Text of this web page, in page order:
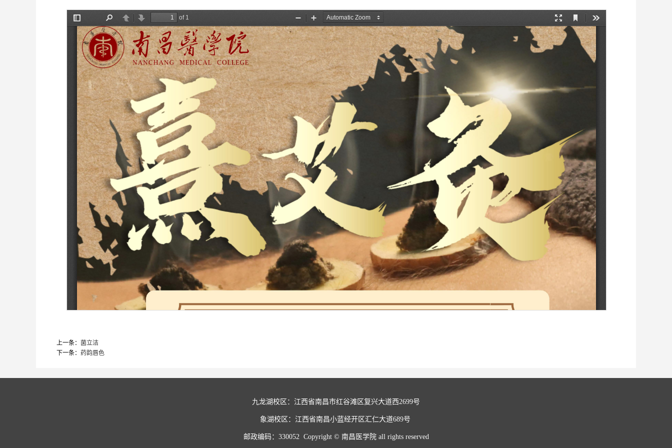
上一条： 菌立洁
下一条： 药韵唇色
九龙湖校区：江西省南昌市红谷滩区复兴大道西2699号
象湖校区：江西省南昌小蓝经开区汇仁大道689号
邮政编码：330052  Copyright © 南昌医学院 all rights reserved